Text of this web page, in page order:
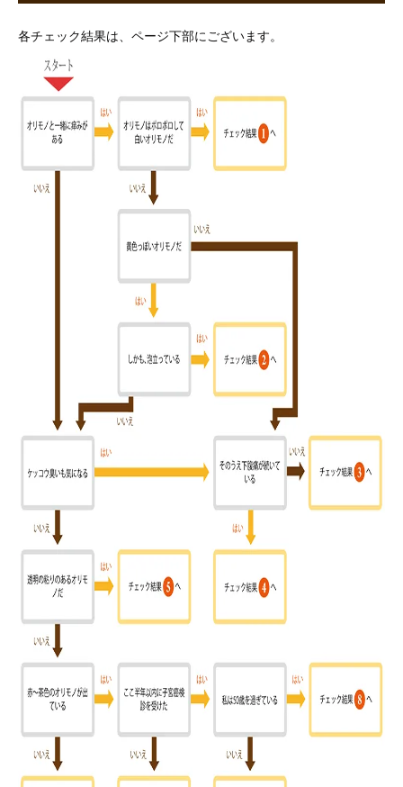
各チェック結果は、ページ下部にございます。